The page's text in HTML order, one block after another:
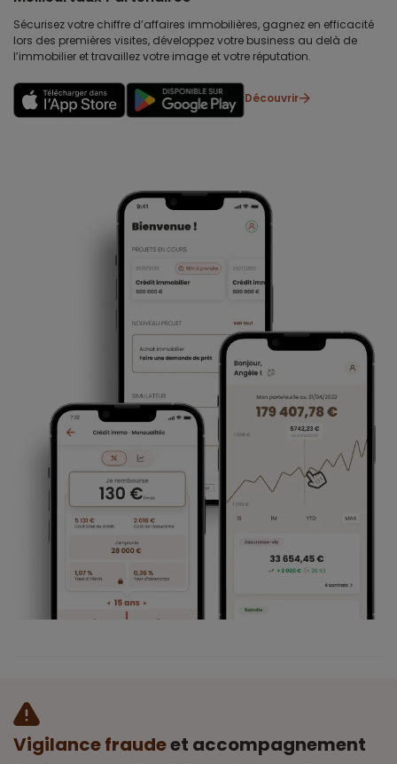
Sécurisez votre chiffre d’affaires immobilières, gagnez en efficacité
lors des premières visites, développez votre business au delà de
l’immobilier et travaillez votre image et votre réputation.
Découvrir
Vigilance fraudeet accompagnement